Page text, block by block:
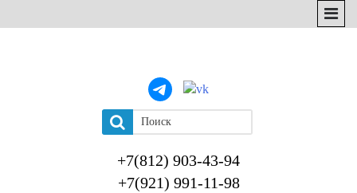
+7(812) 903-43-94
+7(921) 991-11-98